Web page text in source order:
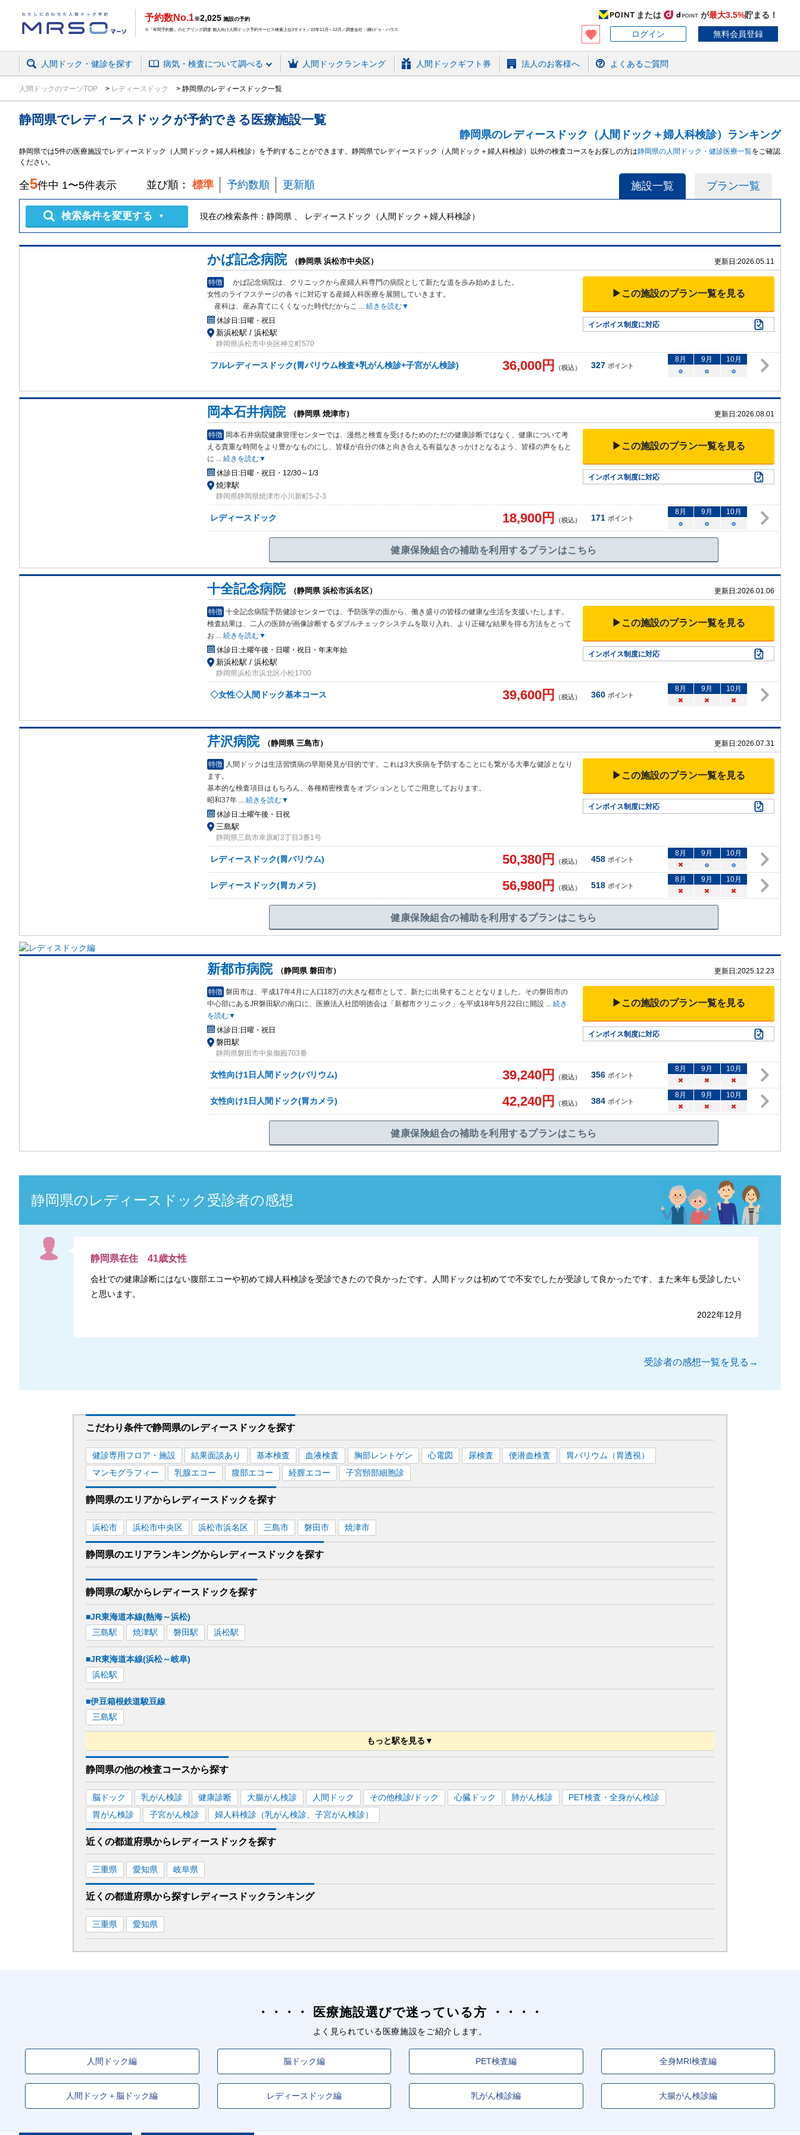
予約数No.1※2,025 施設の予約
※「年間予約数」のヒアリング調査 個人向け人間ドック予約サービス検索上位3サイト／22年11月～12月／調査会社：(株)ドゥ・ハウス
または が最大3.5%貯まる！
ログイン
無料会員登録
人間ドック・健診を探す 病気・検査について調べる 人間ドックランキング 人間ドックギフト券 法人のお客様へ よくあるご質問
人間ドックのマーソTOP レディースドック 静岡県のレディースドック一覧
静岡県でレディースドックが予約できる 医療施設一覧
静岡県のレディースドック（人間ドック＋婦人科検診）ランキング
静岡県では5件の医療施設でレディースドック（人間ドック＋婦人科検診） を予約することができます。 静岡県でレディースドック（人間ドック＋婦人科検診） 以外の検査コースをお探しの方は静岡県の人間ドック・健診医療一覧をご確認
ください。
施設一覧 プラン一覧
全5件中 1〜5件表示 並び順： 標準 予約数順 更新順
検索条件を変更する ▼ 現在の検索条件： 静岡県 、 レディースドック（人間ドック＋婦人科検診）
かば記念病院 （静岡県 浜松市中央区） 更新日:2026.05.11
特徴
かば記念病院は、クリニックから産婦人科専門の病院として新たな道を歩み始めました。
女性のライフステージの各々に対応する産婦人科医療を展開していきます。
産科は、産み育てにくくなった時代だからこ ... 続きを読む▼
休診日:日曜・祝日
新浜松駅 / 浜松駅
静岡県浜松市中央区神立町570
▶この施設のプラン一覧を見る
インボイス制度に対応
フルレディースドック(胃バリウム検査+乳がん検診+子宮がん検診) 36,000円 （税込） 327 ポイント
8月 9月 10月
○
○ ○
岡本石井病院 （静岡県 焼津市） 更新日:2026.08.01
特徴 岡本石井病院健康管理センターでは、漫然と検査を受けるためのただの健康診断ではなく、健康について考
える貴重な時間をより豊かなものにし、皆様が自分の体と向き合える有益なきっかけとなるよう、皆様の声をもと
に ... 続きを読む▼
休診日:日曜・祝日・12/30～1/3
焼津駅
静岡県静岡県焼津市小川新町5-2-3
▶この施設のプラン一覧を見る
インボイス制度に対応
レディースドック 18,900円 （税込） 171 ポイント
8月 9月 10月
○
○ ○
健康保険組合の補助を利用するプランはこちら
十全記念病院 （静岡県 浜松市浜名区） 更新日:2026.01.06
特徴 十全記念病院予防健診センターでは、予防医学の面から、働き盛りの皆様の健康な生活を支援いたします。
検査結果は、二人の医師が画像診断するダブルチェックシステムを取り入れ、より正確な結果を得る方法をとって
お ... 続きを読む▼
休診日:土曜午後・日曜・祝日・年末年始
新浜松駅 / 浜松駅
静岡県浜松市浜北区小松1700
▶この施設のプラン一覧を見る
インボイス制度に対応
◇女性◇人間ドック基本コース 39,600円 （税込） 360 ポイント
8月 9月 10月
×
× ×
芹沢病院 （静岡県 三島市） 更新日:2026.07.31
特徴 人間ドックは生活習慣病の早期発見が目的です。これは3大疾病を予防することにも繋がる大事な健診となり
ま す。
基本的な検査項目はもちろん、各種精密検査をオプションとしてご用意しております。
昭和37年 ... 続きを読む▼
休診日:土曜午後・日祝
三島駅
静岡県三島市幸原町2丁目3番1号
▶この施設のプラン一覧を見る
インボイス制度に対応
レディースドック(胃バリウム) 50,380円 （税込） 458 ポイント
8月 9月 10月
×
○ ○
レディースドック(胃カメラ) 56,980円 （税込） 518 ポイント
8月 9月 10月
×
× ×
健康保険組合の補助を利用するプランはこちら
新都市病院 （静岡県 磐田市） 更新日:2025.12.23
特徴 磐田市は、平成17年4月に人口18万の大きな都市として、新たに出発することとなりました。その磐田市の
中心部にあるJR磐田駅の南口に、医療法人社団明徳会は「新都市クリニック」を平成18年5月22日に開設 ... 続き
を読む▼
休診日:日曜・祝日
磐田駅
静岡県磐田市中泉御殿703番
▶この施設のプラン一覧を見る
インボイス制度に対応
女性向け1日人間ドック(バリウム) 39,240円 （税込） 356 ポイント
8月 9月 10月
×
× ×
女性向け1日人間ドック(胃カメラ) 42,240円 （税込） 384 ポイント
8月 9月 10月
×
× ×
健康保険組合の補助を利用するプランはこちら
静岡県のレディースドック 受診者の感想
静岡県在住 41歳女性
会社での健康診断にはない腹部エコーや初めて婦人科検診を受診できたので良かったです。人間ドックは初めてで不安でしたが受診して良かったです、また来年も受診したい
と思います。
2022年12月
受診者の感想一覧を見る→
こだわり条件で静岡県のレディースドックを探す
健診専用フロア・施設 結果面談あり 基本検査 血液検査 胸部レントゲン 心電図 尿検査 便潜血検査
胃バリウム（胃透視）
マンモグラフィー
乳腺エコー 腹部エコー 経膣エコー 子宮頸部細胞診
静岡県のエリアから レディースドックを探す
浜松市 浜松市中央区 浜松市浜名区 三島市 磐田市 焼津市
静岡県のエリアランキングから レディースドックを探す
静岡県の駅から レディースドックを探す
■JR東海道本線(熱海～浜松)
三島駅 焼津駅 磐田駅 浜松駅
■JR東海道本線(浜松～岐阜)
浜松駅
■伊豆箱根鉄道駿豆線
三島駅
もっと駅を見る▼
■遠州鉄道鉄道線
新浜松駅
■東海道新幹線
三島駅 浜松駅
静岡県の他の検査コースから探す
脳ドック 乳がん検診 健康診断 大腸がん検診 人間ドック その他検診/ドック 心臓ドック 肺がん検診
PET検査・全身がん検診
胃がん検診
子宮がん検診 婦人科検診（乳がん検診、子宮がん検診）
近くの都道府県から レディースドックを探す
三重県 愛知県 岐阜県
近くの都道府県から探すレディースドックランキング
三重県 愛知県
医療施設選びで迷っている方
よく見られている医療施設をご紹介します。
人間ドック編 脳ドック編 PET検査編 全身MRI検査編
人間ドック＋脳ドック編 レディースドック編 乳がん検診編 大腸がん検診編